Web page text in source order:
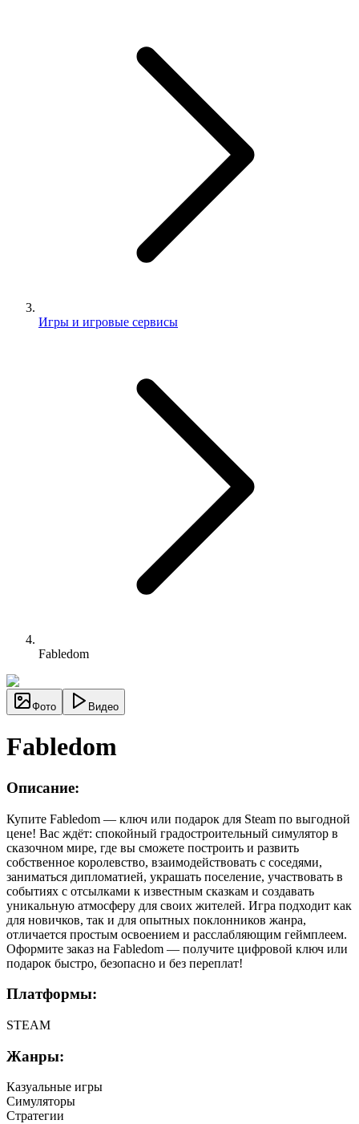
Игры и игровые сервисы
Fabledom
Фото Видео
Fabledom
Описание:
Купите Fabledom — ключ или подарок для Steam по выгодной
цене! Вас ждёт: спокойный градостроительный симулятор в
сказочном мире, где вы сможете построить и развить
собственное королевство, взаимодействовать с соседями,
заниматься дипломатией, украшать поселение, участвовать в
событиях с отсылками к известным сказкам и создавать
уникальную атмосферу для своих жителей. Игра подходит как
для новичков, так и для опытных поклонников жанра,
отличается простым освоением и расслабляющим геймплеем.
Оформите заказ на Fabledom — получите цифровой ключ или
подарок быстро, безопасно и без переплат!
Платформы:
STEAM
Жанры:
Казуальные игры
Симуляторы
Стратегии